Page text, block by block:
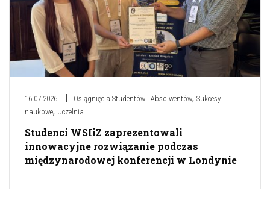
16.07.2026 Osiągnięcia Studentów i Absolwentów, Sukcesy
naukowe, Uczelnia
Studenci WSIiZ zaprezentowali
innowacyjne rozwiązanie podczas
międzynarodowej konferencji w Londynie